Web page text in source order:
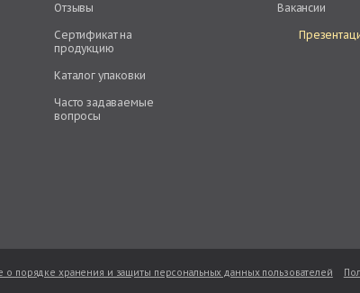
Отзывы
Сертификат на
продукцию
Каталог упаковки
Часто задаваемые
вопросы
Вакансии
о порядке хранения и защиты персональных данных пользователей